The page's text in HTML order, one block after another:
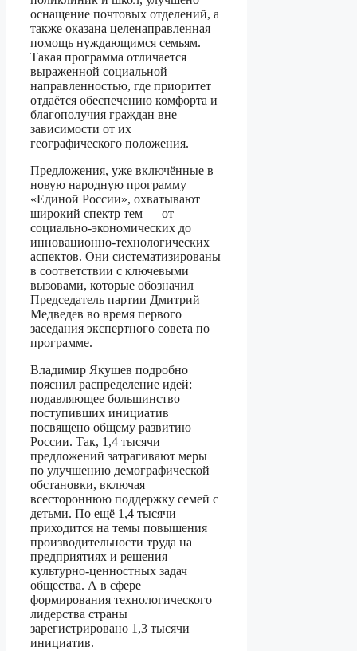
оснащение почтовых отделений, а
также оказана целенаправленная
помощь нуждающимся семьям.
Такая программа отличается
выраженной социальной
направленностью, где приоритет
отдаётся обеспечению комфорта и
благополучия граждан вне
зависимости от их
географического положения.
Предложения, уже включённые в
новую народную программу
«Единой России», охватывают
широкий спектр тем — от
социально-экономических до
инновационно-технологических
аспектов. Они систематизированы
в соответствии с ключевыми
вызовами, которые обозначил
Председатель партии Дмитрий
Медведев во время первого
заседания экспертного совета по
программе.
Владимир Якушев подробно
пояснил распределение идей:
подавляющее большинство
поступивших инициатив
посвящено общему развитию
России. Так, 1,4 тысячи
предложений затрагивают меры
по улучшению демографической
обстановки, включая
всестороннюю поддержку семей с
детьми. По ещё 1,4 тысячи
приходится на темы повышения
производительности труда на
предприятиях и решения
культурно-ценностных задач
общества. А в сфере
формирования технологического
лидерства страны
зарегистрировано 1,3 тысячи
инициатив.